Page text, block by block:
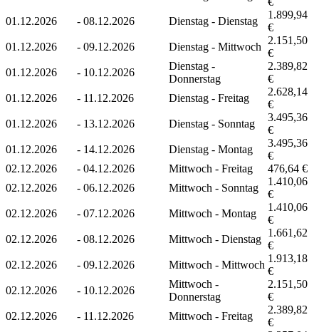
01.12.2026
- 08.12.2026 Dienstag - Dienstag
1.899,94
€
01.12.2026
- 09.12.2026 Dienstag - Mittwoch
2.151,50
€
01.12.2026
- 10.12.2026
Dienstag -
Donnerstag
2.389,82
€
01.12.2026
- 11.12.2026 Dienstag - Freitag
2.628,14
€
01.12.2026
- 13.12.2026 Dienstag - Sonntag
3.495,36
€
01.12.2026
- 14.12.2026 Dienstag - Montag
3.495,36
€
02.12.2026
- 04.12.2026 Mittwoch - Freitag
476,64 €
02.12.2026
- 06.12.2026 Mittwoch - Sonntag
1.410,06
€
02.12.2026
- 07.12.2026 Mittwoch - Montag
1.410,06
€
02.12.2026
- 08.12.2026 Mittwoch - Dienstag
1.661,62
€
02.12.2026
- 09.12.2026 Mittwoch - Mittwoch
1.913,18
€
02.12.2026
- 10.12.2026
Mittwoch -
Donnerstag
2.151,50
€
02.12.2026
- 11.12.2026 Mittwoch - Freitag
2.389,82
€